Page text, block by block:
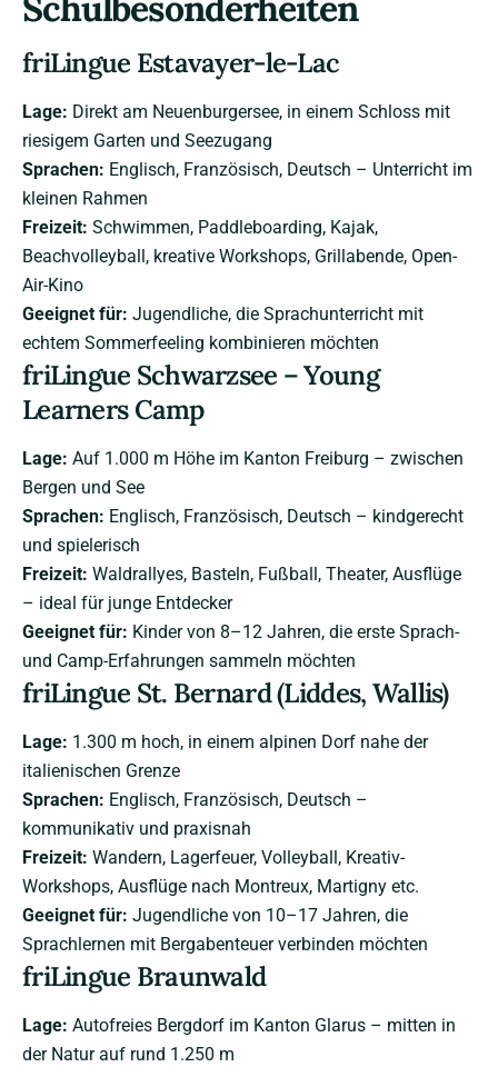
friLingue Estavayer-le-Lac
Lage: Direkt am Neuenburgersee, in einem Schloss mit
riesigem Garten und Seezugang
Sprachen: Englisch, Französisch, Deutsch – Unterricht im
kleinen Rahmen
Freizeit: Schwimmen, Paddleboarding, Kajak,
Beachvolleyball, kreative Workshops, Grillabende, Open-
Air-Kino
Geeignet für: Jugendliche, die Sprachunterricht mit
echtem Sommerfeeling kombinieren möchten
friLingue Schwarzsee – Young
Learners Camp
Lage: Auf 1.000 m Höhe im Kanton Freiburg – zwischen
Bergen und See
Sprachen: Englisch, Französisch, Deutsch – kindgerecht
und spielerisch
Freizeit: Waldrallyes, Basteln, Fußball, Theater, Ausflüge
– ideal für junge Entdecker
Geeignet für: Kinder von 8–12 Jahren, die erste Sprach-
und Camp-Erfahrungen sammeln möchten
friLingue St. Bernard (Liddes, Wallis)
Lage: 1.300 m hoch, in einem alpinen Dorf nahe der
italienischen Grenze
Sprachen: Englisch, Französisch, Deutsch –
kommunikativ und praxisnah
Freizeit: Wandern, Lagerfeuer, Volleyball, Kreativ-
Workshops, Ausflüge nach Montreux, Martigny etc.
Geeignet für: Jugendliche von 10–17 Jahren, die
Sprachlernen mit Bergabenteuer verbinden möchten
friLingue Braunwald
Lage: Autofreies Bergdorf im Kanton Glarus – mitten in
der Natur auf rund 1.250 m